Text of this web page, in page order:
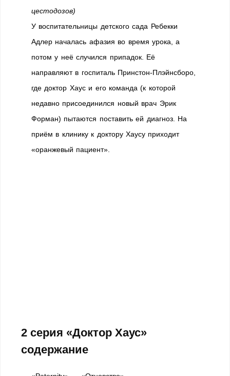
цестодозов)
У воспитательницы детского сада Ребекки
Адлер началась афазия во время урока, а
потом у неё случился припадок. Её
направляют в госпиталь Принстон-Плэйнсборо,
где доктор Хаус и его команда (к которой
недавно присоединился новый врач Эрик
Форман) пытаются поставить ей диагноз. На
приём в клинику к доктору Хаусу приходит
«оранжевый пациент».
2 серия «Доктор Хаус»
содержание